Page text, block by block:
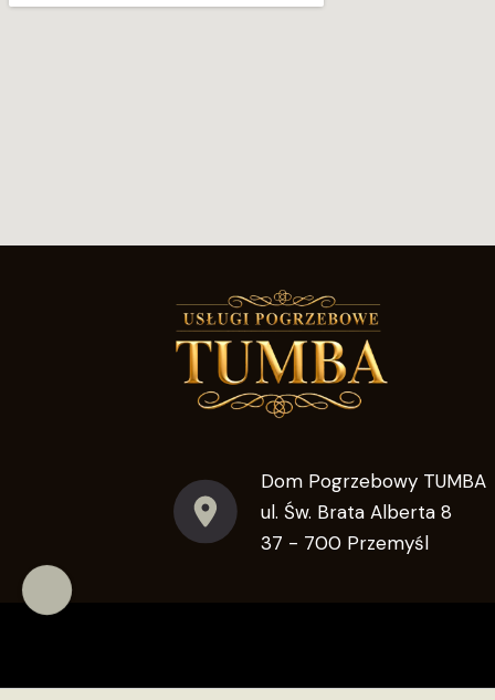
Dom Pogrzebowy TUMBA
ul. Św. Brata Alberta 8
37 - 700 Przemyśl